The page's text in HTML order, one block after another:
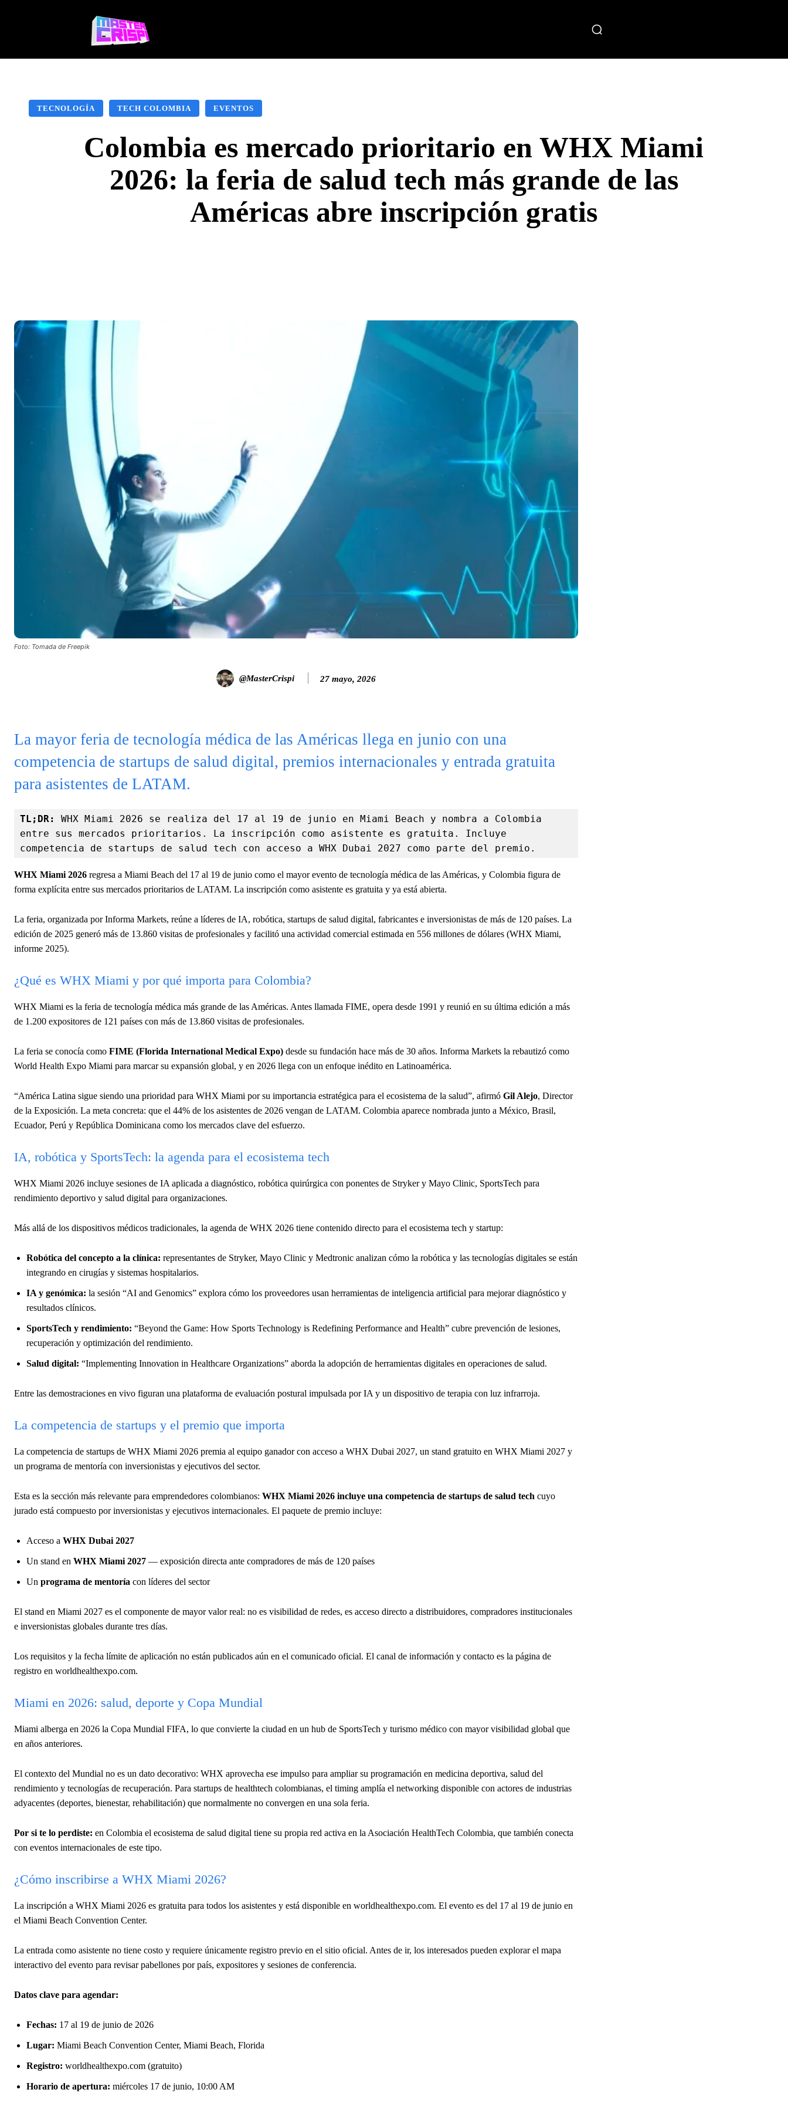
TECNOLOGÍA TECH COLOMBIA EVENTOS
Colombia es mercado prioritario en WHX Miami
2026: la feria de salud tech más grande de las
Américas abre inscripción gratis
Foto: Tomada de Freepik
@MasterCrispi 27 mayo, 2026
La mayor feria de tecnología médica de las Américas llega en junio con una
competencia de startups de salud digital, premios internacionales y entrada gratuita
para asistentes de LATAM.
TL;DR:
WHX Miami 2026 se realiza del 17 al 19 de junio en Miami Beach y nombra a Colombia
entre sus mercados prioritarios. La inscripción como asistente es gratuita. Incluye
competencia de startups de salud tech con acceso a WHX Dubai 2027 como parte del premio.
WHX Miami 2026 regresa a Miami Beach del 17 al 19 de junio como el mayor evento de tecnología médica de las Américas, y Colombia figura de
forma explícita entre sus mercados prioritarios de LATAM. La inscripción como asistente es gratuita y ya está abierta.
La feria, organizada por Informa Markets, reúne a líderes de IA, robótica, startups de salud digital, fabricantes e inversionistas de más de 120 países. La
edición de 2025 generó más de 13.860 visitas de profesionales y facilitó una actividad comercial estimada en 556 millones de dólares (WHX Miami,
informe 2025).
¿Qué es WHX Miami y por qué importa para Colombia?
WHX Miami es la feria de tecnología médica más grande de las Américas. Antes llamada FIME, opera desde 1991 y reunió en su última edición a más
de 1.200 expositores de 121 países con más de 13.860 visitas de profesionales.
La feria se conocía como FIME (Florida International Medical Expo) desde su fundación hace más de 30 años. Informa Markets la rebautizó como
World Health Expo Miami para marcar su expansión global, y en 2026 llega con un enfoque inédito en Latinoamérica.
“América Latina sigue siendo una prioridad para WHX Miami por su importancia estratégica para el ecosistema de la salud”, afirmó Gil Alejo, Director
de la Exposición. La meta concreta: que el 44% de los asistentes de 2026 vengan de LATAM. Colombia aparece nombrada junto a México, Brasil,
Ecuador, Perú y República Dominicana como los mercados clave del esfuerzo.
IA, robótica y SportsTech: la agenda para el ecosistema tech
WHX Miami 2026 incluye sesiones de IA aplicada a diagnóstico, robótica quirúrgica con ponentes de Stryker y Mayo Clinic, SportsTech para
rendimiento deportivo y salud digital para organizaciones.
Más allá de los dispositivos médicos tradicionales, la agenda de WHX 2026 tiene contenido directo para el ecosistema tech y startup:
Robótica del concepto a la clínica: representantes de Stryker, Mayo Clinic y Medtronic analizan cómo la robótica y las tecnologías digitales se están
integrando en cirugías y sistemas hospitalarios.
IA y genómica: la sesión “AI and Genomics” explora cómo los proveedores usan herramientas de inteligencia artificial para mejorar diagnóstico y
resultados clínicos.
SportsTech y rendimiento: “Beyond the Game: How Sports Technology is Redefining Performance and Health” cubre prevención de lesiones,
recuperación y optimización del rendimiento.
Salud digital: “Implementing Innovation in Healthcare Organizations” aborda la adopción de herramientas digitales en operaciones de salud.
Entre las demostraciones en vivo figuran una plataforma de evaluación postural impulsada por IA y un dispositivo de terapia con luz infrarroja.
La competencia de startups y el premio que importa
La competencia de startups de WHX Miami 2026 premia al equipo ganador con acceso a WHX Dubai 2027, un stand gratuito en WHX Miami 2027 y
un programa de mentoría con inversionistas y ejecutivos del sector.
Esta es la sección más relevante para emprendedores colombianos: WHX Miami 2026 incluye una competencia de startups de salud tech cuyo
jurado está compuesto por inversionistas y ejecutivos internacionales. El paquete de premio incluye:
Acceso a WHX Dubai 2027
Un stand en WHX Miami 2027 — exposición directa ante compradores de más de 120 países
Un programa de mentoría con líderes del sector
El stand en Miami 2027 es el componente de mayor valor real: no es visibilidad de redes, es acceso directo a distribuidores, compradores institucionales
e inversionistas globales durante tres días.
Los requisitos y la fecha límite de aplicación no están publicados aún en el comunicado oficial. El canal de información y contacto es la página de
registro en worldhealthexpo.com.
Miami en 2026: salud, deporte y Copa Mundial
Miami alberga en 2026 la Copa Mundial FIFA, lo que convierte la ciudad en un hub de SportsTech y turismo médico con mayor visibilidad global que
en años anteriores.
El contexto del Mundial no es un dato decorativo: WHX aprovecha ese impulso para ampliar su programación en medicina deportiva, salud del
rendimiento y tecnologías de recuperación. Para startups de healthtech colombianas, el timing amplía el networking disponible con actores de industrias
adyacentes (deportes, bienestar, rehabilitación) que normalmente no convergen en una sola feria.
Por si te lo perdiste: en Colombia el ecosistema de salud digital tiene su propia red activa en la Asociación HealthTech Colombia, que también conecta
con eventos internacionales de este tipo.
¿Cómo inscribirse a WHX Miami 2026?
La inscripción a WHX Miami 2026 es gratuita para todos los asistentes y está disponible en worldhealthexpo.com. El evento es del 17 al 19 de junio en
el Miami Beach Convention Center.
La entrada como asistente no tiene costo y requiere únicamente registro previo en el sitio oficial. Antes de ir, los interesados pueden explorar el mapa
interactivo del evento para revisar pabellones por país, expositores y sesiones de conferencia.
Datos clave para agendar:
Fechas: 17 al 19 de junio de 2026
Lugar: Miami Beach Convention Center, Miami Beach, Florida
Registro: worldhealthexpo.com (gratuito)
Horario de apertura: miércoles 17 de junio, 10:00 AM